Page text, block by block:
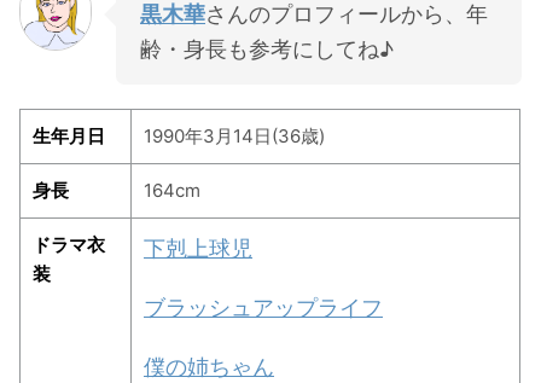
・玉森裕太
・平野紫耀
・ 松下洸平
・山田裕貴
・田中圭
バラエティ番組衣裳
黒木華さんのプロフィールから、年
齢・身長も参考にしてね♪
生年月日 1990年3月14日(36歳)
身長 164cm
ドラマ衣
装
下剋上球児
ブラッシュアップライフ
僕の姉ちゃん